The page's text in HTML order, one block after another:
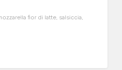
fior di latte, salsiccia,